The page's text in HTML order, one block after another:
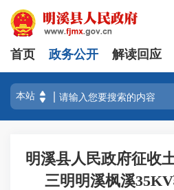
首页 政务公开 解读回应
明溪县人民政府征收
三明明溪枫溪35KV